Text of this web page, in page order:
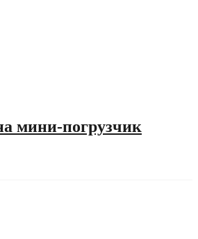
мини-погрузчик